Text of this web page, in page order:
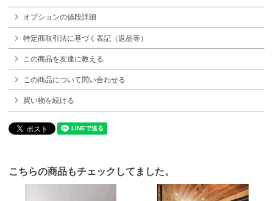
オプションの値段詳細
特定商取引法に基づく表記（返品等）
この商品を友達に教える
この商品について問い合わせる
買い物を続ける
こちらの商品もチェックしてました。